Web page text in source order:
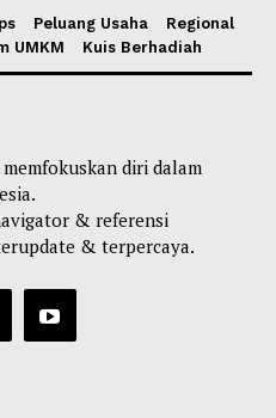
Peluang Usaha
Regional
UMKM Kuis Berhadiah
diri dalam
& referensi
& terpercaya.